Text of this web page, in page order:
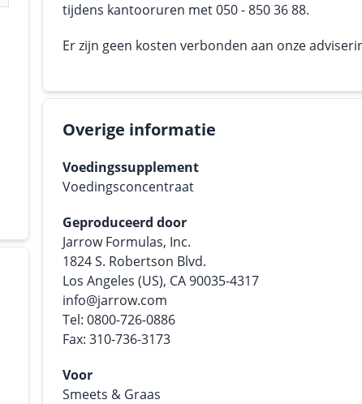
tijdens kantooruren met 050 - 850 36 88.
Er zijn geen kosten verbonden aan onze
Overige informatie
Voedingssupplement
Voedingsconcentraat
Geproduceerd door
Jarrow Formulas, Inc.
1824 S. Robertson Blvd.
Los Angeles (US), CA 90035-4317
info@jarrow.com
Tel: 0800-726-0886
Fax: 310-736-3173
Voor
Smeets & Graas